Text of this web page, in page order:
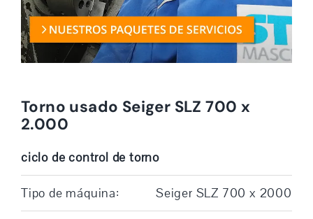
Torno usado Seiger SLZ 700 x
2.000
ciclo de control de torno
Tipo de máquina: Seiger SLZ 700 x 2000